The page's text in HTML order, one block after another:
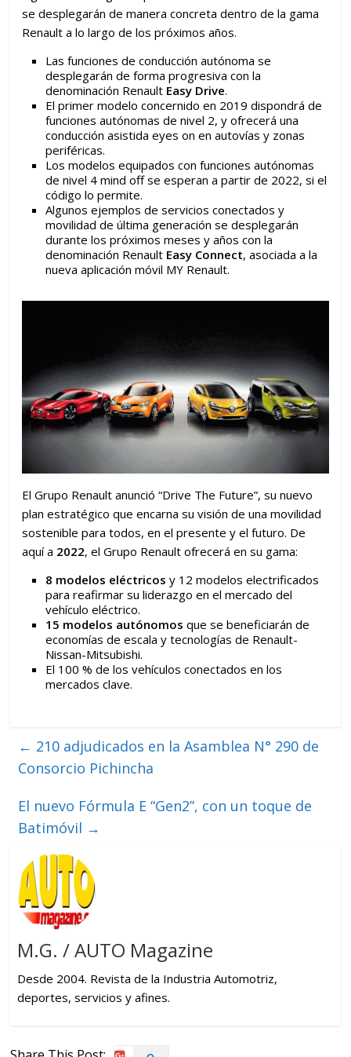
se desplegarán de manera concreta dentro de la gama
Renault a lo largo de los próximos años.
Las funciones de conducción autónoma se
desplegarán de forma progresiva con la
denominación Renault Easy Drive.
El primer modelo concernido en 2019 dispondrá de
funciones autónomas de nivel 2, y ofrecerá una
conducción asistida eyes on en autovías y zonas
periféricas.
Los modelos equipados con funciones autónomas
de nivel 4 mind off se esperan a partir de 2022, si el
código lo permite.
Algunos ejemplos de servicios conectados y
movilidad de última generación se desplegarán
durante los próximos meses y años con la
denominación Renault Easy Connect, asociada a la
nueva aplicación móvil MY Renault.
El Grupo Renault anunció “Drive The Future”, su nuevo
plan estratégico que encarna su visión de una movilidad
sostenible para todos, en el presente y el futuro. De
aquí a 2022, el Grupo Renault ofrecerá en su gama:
8 modelos eléctricos y 12 modelos electrificados
para reafirmar su liderazgo en el mercado del
vehículo eléctrico.
15 modelos autónomos que se beneficiarán de
economías de escala y tecnologías de Renault-
Nissan-Mitsubishi.
El 100 % de los vehículos conectados en los
mercados clave.
← 210 adjudicados en la Asamblea N° 290 de
Consorcio Pichincha
El nuevo Fórmula E “Gen2”, con un toque de
Batimóvil →
M.G. / AUTO Magazine
Desde 2004. Revista de la Industria Automotriz,
deportes, servicios y afines.